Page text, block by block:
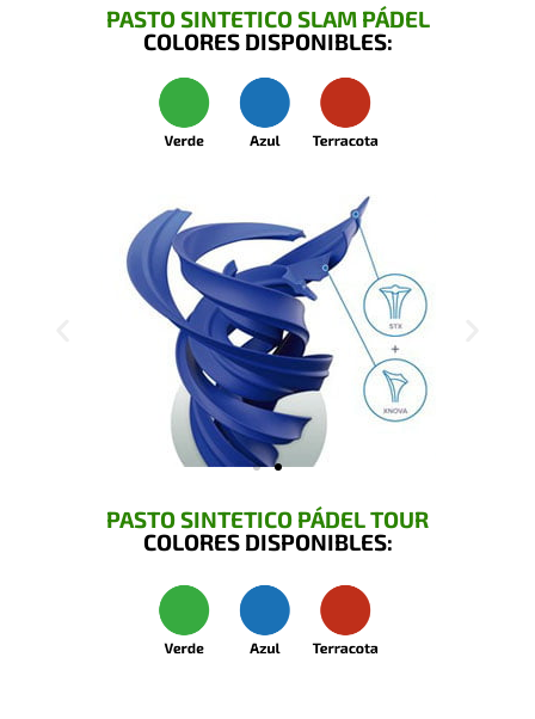
PASTO SINTETICO SLAM PÁDEL
COLORES DISPONIBLES:
PASTO SINTETICO PÁDEL TOUR
COLORES DISPONIBLES: